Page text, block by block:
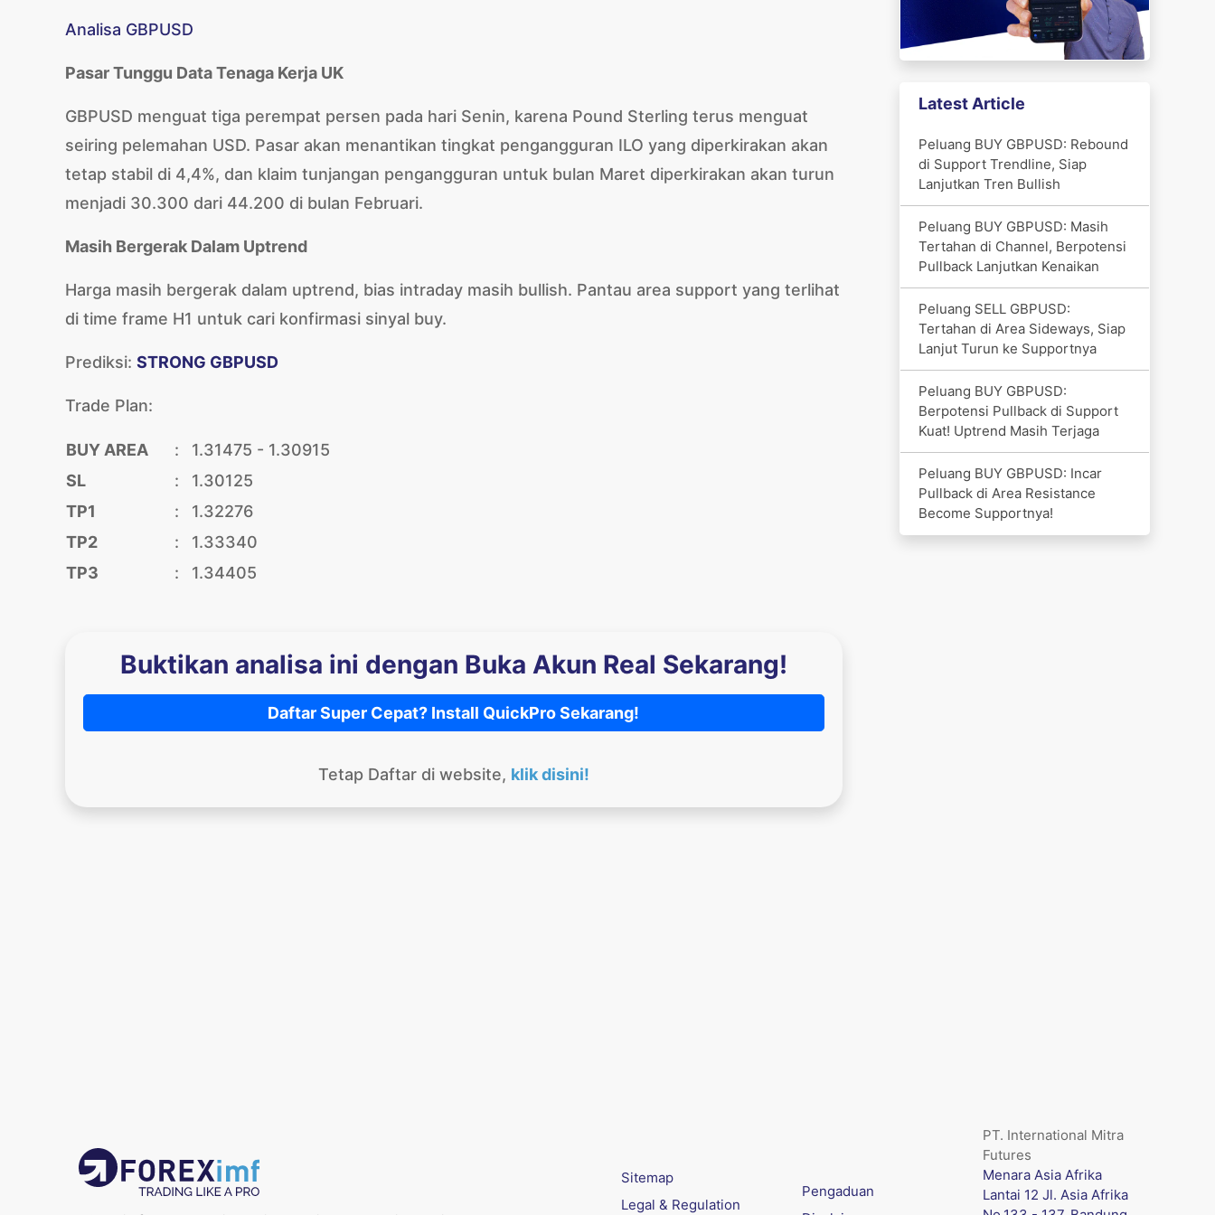
Analisa GBPUSD
Pasar Tunggu Data Tenaga Kerja UK
GBPUSD menguat tiga perempat persen pada hari Senin, karena Pound Sterling terus menguat
seiring pelemahan USD. Pasar akan menantikan tingkat pengangguran ILO yang diperkirakan akan
tetap stabil di 4,4%, dan klaim tunjangan pengangguran untuk bulan Maret diperkirakan akan turun
menjadi 30.300 dari 44.200 di bulan Februari.
Masih Bergerak Dalam Uptrend
Harga masih bergerak dalam uptrend, bias intraday masih bullish. Pantau area support yang terlihat
di time frame H1 untuk cari konfirmasi sinyal buy.
Prediksi: STRONG GBPUSD
Trade Plan:
BUY AREA :
1.31475 - 1.30915
SL
:
1.30125
TP1
:
1.32276
TP2
:
1.33340
TP3
: 1.34405
Buktikan analisa ini dengan Buka Akun Real Sekarang!
Daftar Super Cepat? Install QuickPro Sekarang!
Tetap Daftar di website, klik disini!
Latest Article
Peluang BUY GBPUSD: Rebound
di Support Trendline, Siap
Lanjutkan Tren Bullish
Peluang BUY GBPUSD: Masih
Tertahan di Channel, Berpotensi
Pullback Lanjutkan Kenaikan
Peluang SELL GBPUSD:
Tertahan di Area Sideways, Siap
Lanjut Turun ke Supportnya
Peluang BUY GBPUSD:
Berpotensi Pullback di Support
Kuat! Uptrend Masih Terjaga
Peluang BUY GBPUSD: Incar
Pullback di Area Resistance
Become Supportnya!
Sitemap
Legal & Regulation
Pengaduan
PT. International Mitra
Futures
Menara Asia Afrika
Lantai 12 Jl. Asia Afrika